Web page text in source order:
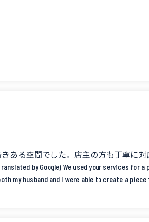
Google) We used this campsite for a
ある空間でした。店主の方も丁寧に
by Google) We used your services for a
my husband and I were able to create a